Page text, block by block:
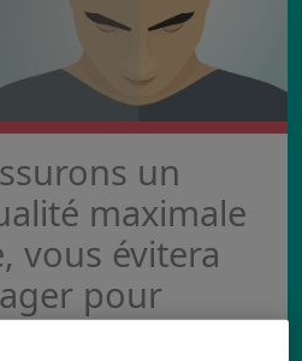
un
maximale
vous évitera
pour
de